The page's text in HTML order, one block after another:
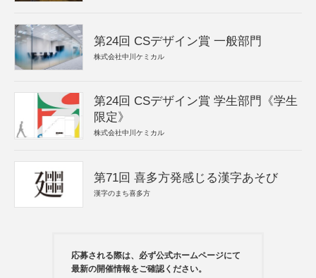
第24回 CSデザイン賞 一般部門
株式会社中川ケミカル
第24回 CSデザイン賞 学生部門《学生
限定》
株式会社中川ケミカル
第71回 喜多方発感じる漢字あそび
漢字のまち喜多方
応募される際は、必ず公式ホームページにて
最新の開催情報をご確認ください。